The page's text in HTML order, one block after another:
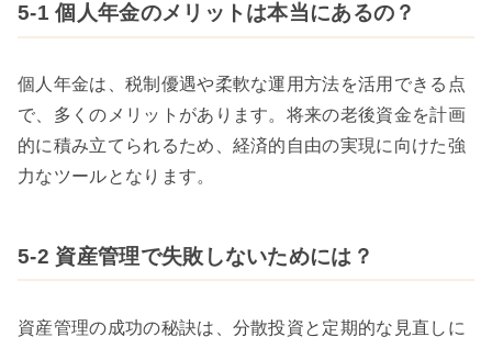
5-1 個人年金のメリットは本当にあるの？
個人年金は、税制優遇や柔軟な運用方法を活用できる点
で、多くのメリットがあります。将来の老後資金を計画
的に積み立てられるため、経済的自由の実現に向けた強
力なツールとなります。
5-2 資産管理で失敗しないためには？
資産管理の成功の秘訣は、分散投資と定期的な見直しに